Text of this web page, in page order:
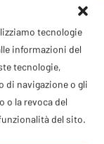
tecnologie
informazioni del
tecnologie,
di navigazione o gli
o la revoca del
del sito.